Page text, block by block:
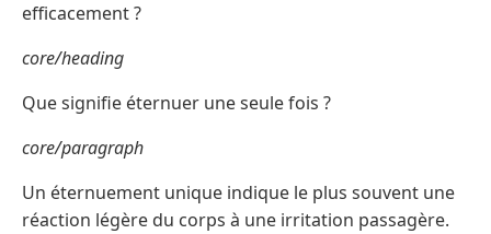
efficacement ?
core/heading
Que signifie éternuer une seule fois ?
core/paragraph
Un éternuement unique indique le plus souvent une
réaction légère du corps à une irritation passagère.